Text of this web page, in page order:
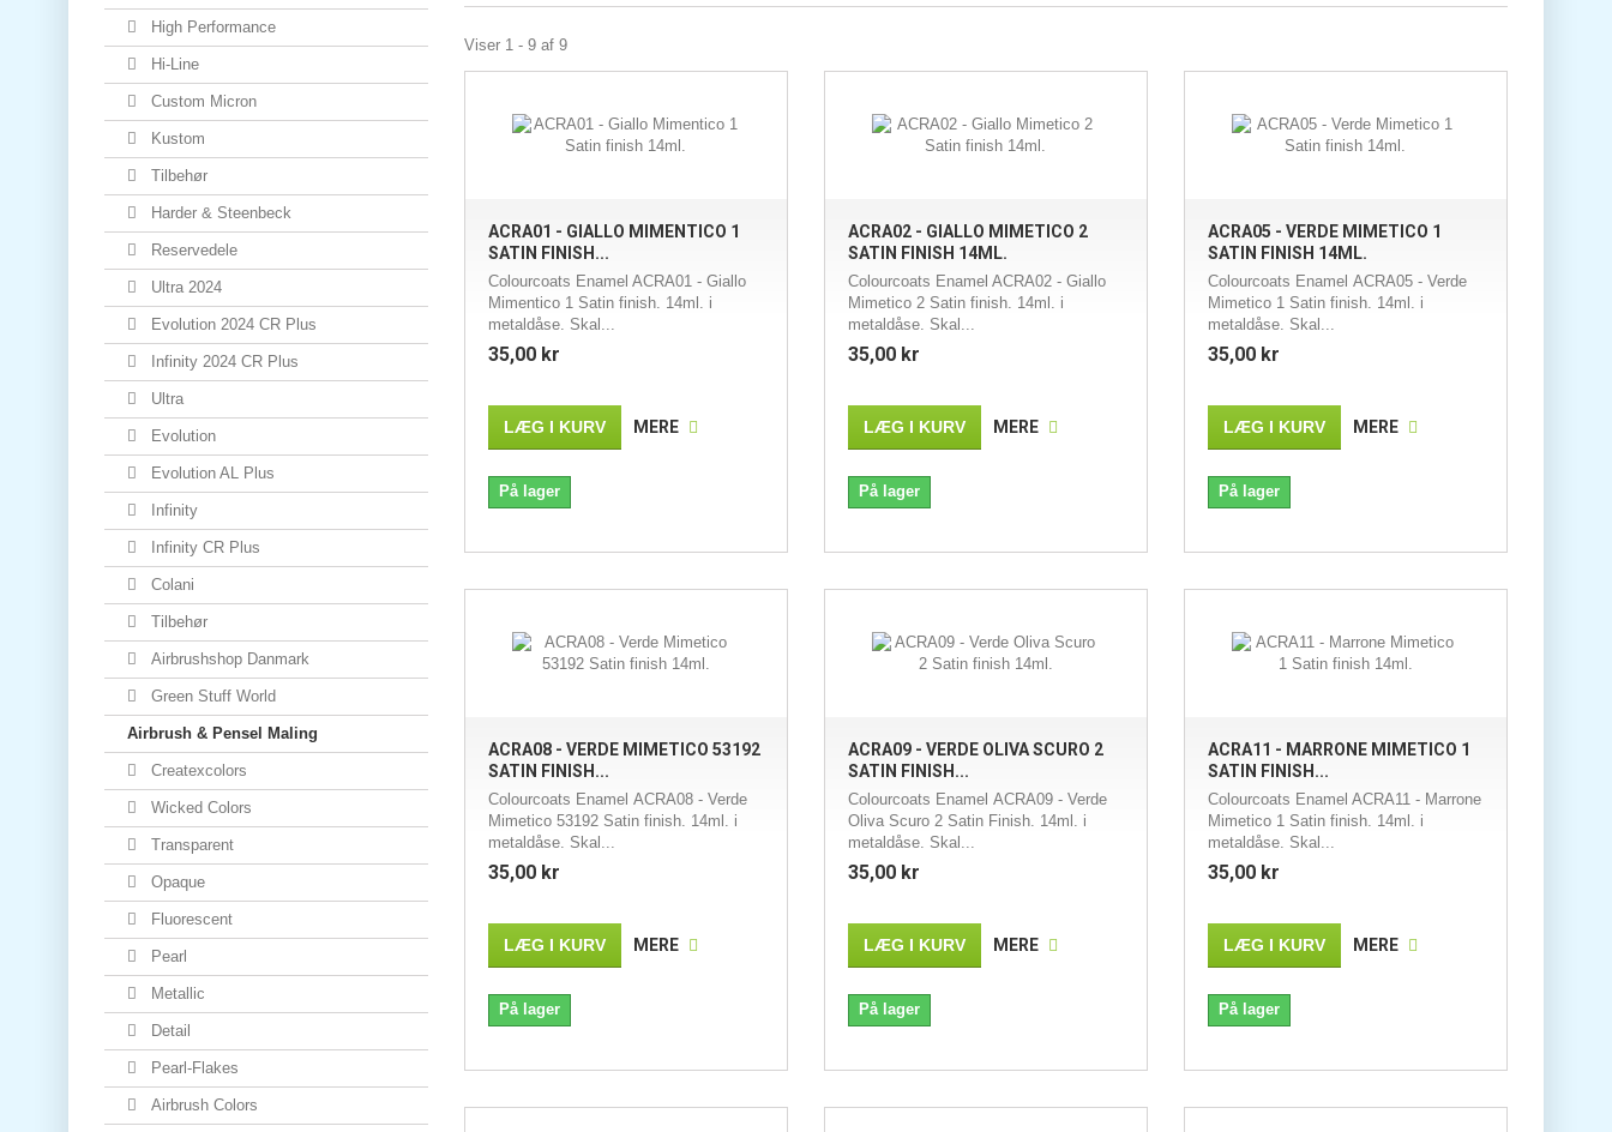
High Performance
Hi-Line
Custom Micron
Kustom
Tilbehør
Harder & Steenbeck
Reservedele
Ultra 2024
Evolution 2024 CR Plus
Infinity 2024 CR Plus
Ultra
Evolution
Evolution AL Plus
Infinity
Infinity CR Plus
Colani
Tilbehør
Airbrushshop Danmark
Green Stuff World
Airbrush & Pensel Maling
Createxcolors
Wicked Colors
Transparent
Opaque
Fluorescent
Pearl
Metallic
Detail
Pearl-Flakes
Airbrush Colors
Viser 1 - 9 af 9
ACRA01 - GIALLO MIMENTICO 1
SATIN FINISH...
Colourcoats Enamel ACRA01 - Giallo
Mimentico 1 Satin finish. 14ml. i
metaldåse. Skal...
35,00 kr
LÆG I KURV MERE
På lager
ACRA02 - GIALLO MIMETICO 2
SATIN FINISH 14ML.
Colourcoats Enamel ACRA02 - Giallo
Mimetico 2 Satin finish. 14ml. i
metaldåse. Skal...
35,00 kr
LÆG I KURV MERE
På lager
ACRA05 - VERDE MIMETICO 1
SATIN FINISH 14ML.
Colourcoats Enamel ACRA05 - Verde
Mimetico 1 Satin finish. 14ml. i
metaldåse. Skal...
35,00 kr
LÆG I KURV MERE
På lager
ACRA08 - VERDE MIMETICO 53192
SATIN FINISH...
Colourcoats Enamel ACRA08 - Verde
Mimetico 53192 Satin finish. 14ml. i
metaldåse. Skal...
35,00 kr
LÆG I KURV MERE
På lager
ACRA09 - VERDE OLIVA SCURO 2
SATIN FINISH...
Colourcoats Enamel ACRA09 - Verde
Oliva Scuro 2 Satin Finish. 14ml. i
metaldåse. Skal...
35,00 kr
LÆG I KURV MERE
På lager
ACRA11 - MARRONE MIMETICO 1
SATIN FINISH...
Colourcoats Enamel ACRA11 - Marrone
Mimetico 1 Satin finish. 14ml. i
metaldåse. Skal...
35,00 kr
LÆG I KURV MERE
På lager